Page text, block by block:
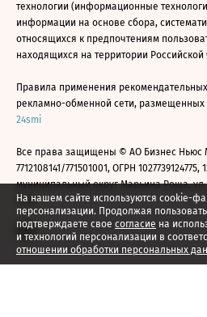
На нашем сайте используются cookie-
персонализации. Продолжая
подтверждаете свое согласие на
и технологий персонализации в
отношении обработки персональных
технологии (информационные
информации на основе сбора,
относящихся к предпочтениям
находящихся на территории
Правила применения
рекламно-обменной сети, размещенных
24smi
Все права защищены © АО Бизнес
7712108141/771501001, ОГРН 1027739124775,
муниципальный округ Марьина Роща, ул.
2026